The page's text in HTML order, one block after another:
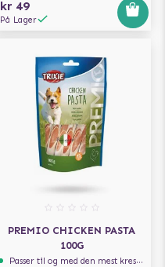
kr 49
På Lager
PREMIO CHICKEN PASTA
100G
Passer til og med den mest kresne hunden